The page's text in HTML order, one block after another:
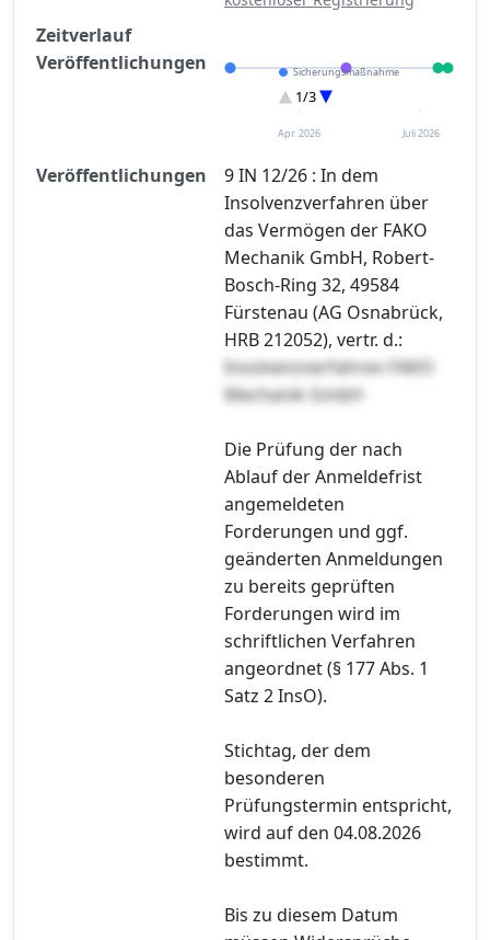
Zeitverlauf
Veröffentlichungen
Sicherungsmaßnahme
Eröffnung
Sonstiges
1/3
Apr. 2026 Juli 2026
Veröffentlichungen
9 IN 12/26 : In dem
Insolvenzverfahren über
das Vermögen der FAKO
Mechanik GmbH, Robert-
Bosch-Ring 32, 49584
Fürstenau (AG Osnabrück,
HRB 212052), vertr. d.:
Insolvenzverfahren FAKO
Mechanik GmbH
Die Prüfung der nach
Ablauf der Anmeldefrist
angemeldeten
Forderungen und ggf.
geänderten Anmeldungen
zu bereits geprüften
Forderungen wird im
schriftlichen Verfahren
angeordnet (§ 177 Abs. 1
Satz 2 InsO).
Stichtag, der dem
besonderen
Prüfungstermin entspricht,
wird auf den 04.08.2026
bestimmt.
Bis zu diesem Datum